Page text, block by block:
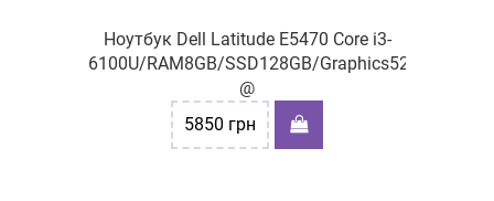
Ноутбук Dell Latitude E5470 Core i3-
6100U/RAM8GB/SSD128GB/Graphics520
@
5850 грн